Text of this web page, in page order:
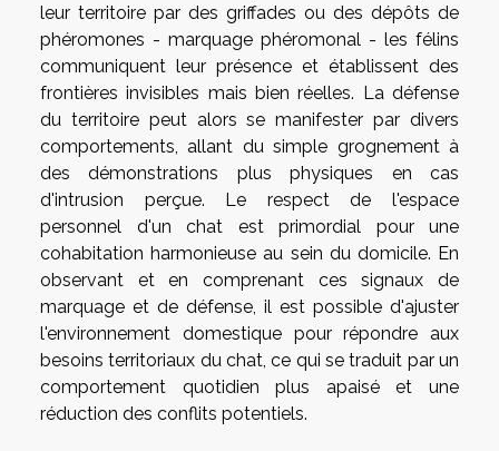
leur territoire par des griffades ou des dépôts de
phéromones - marquage phéromonal - les félins
communiquent leur présence et établissent des
frontières invisibles mais bien réelles. La défense
du territoire peut alors se manifester par divers
comportements, allant du simple grognement à
des démonstrations plus physiques en cas
d'intrusion perçue. Le respect de l'espace
personnel d'un chat est primordial pour une
cohabitation harmonieuse au sein du domicile. En
observant et en comprenant ces signaux de
marquage et de défense, il est possible d'ajuster
l'environnement domestique pour répondre aux
besoins territoriaux du chat, ce qui se traduit par un
comportement quotidien plus apaisé et une
réduction des conflits potentiels.